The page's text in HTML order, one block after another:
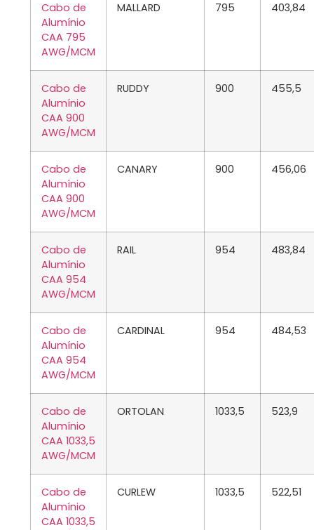
Cabo de
Alumínio
CAA 795
AWG/MCM
MALLARD 795 403,84
Cabo de
Alumínio
CAA 900
AWG/MCM
RUDDY 900 455,5
Cabo de
Alumínio
CAA 900
AWG/MCM
CANARY 900 456,06
Cabo de
Alumínio
CAA 954
AWG/MCM
RAIL 954 483,84
Cabo de
Alumínio
CAA 954
AWG/MCM
CARDINAL 954 484,53
Cabo de
Alumínio
CAA 1033,5
AWG/MCM
ORTOLAN 1033,5 523,9
Cabo de
Alumínio
CAA 1033,5
CURLEW 1033,5 522,51